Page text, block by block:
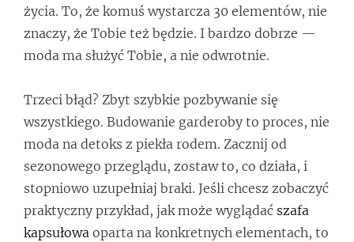
życia. To, że komuś wystarcza 30 elementów, nie
znaczy, że Tobie też będzie. I bardzo dobrze —
moda ma służyć Tobie, a nie odwrotnie.
Trzeci błąd? Zbyt szybkie pozbywanie się
wszystkiego. Budowanie garderoby to proces, nie
moda na detoks z piekła rodem. Zacznij od
sezonowego przeglądu, zostaw to, co działa, i
stopniowo uzupełniaj braki. Jeśli chcesz zobaczyć
praktyczny przykład, jak może wyglądać szafa
kapsułowa oparta na konkretnych elementach, to